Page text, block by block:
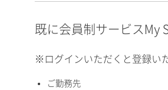
英数）
国 / エリア
既に会員制サービスMy
※ログインいただくと登録い
ご勤務先